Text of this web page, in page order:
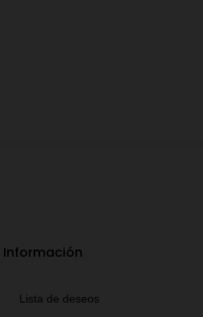
Información
Lista de deseos